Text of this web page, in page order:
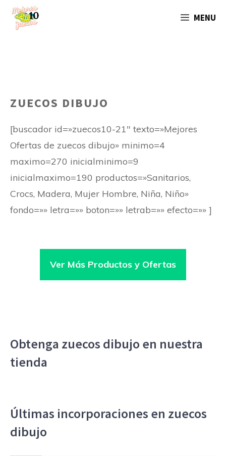
Saltar
MENU
ZUECOS DIBUJO
[buscador id=»zuecos10-21″ texto=»Mejores
Ofertas de zuecos dibujo» minimo=4
maximo=270 inicialminimo=9
inicialmaximo=190 productos=»Sanitarios,
Crocs, Madera, Mujer Hombre, Niña, Niño»
fondo=»» letra=»» boton=»» letrab=»» efecto=»» ]
Ver Más Productos y Ofertas
Obtenga zuecos dibujo en nuestra
tienda
Últimas incorporaciones en zuecos
dibujo